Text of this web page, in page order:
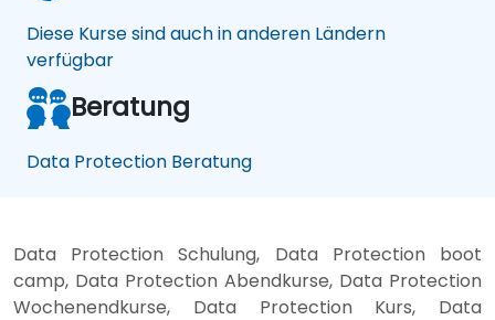
Diese Kurse sind auch in anderen Ländern
verfügbar
Beratung
Data Protection Beratung
Data Protection Schulung, Data Protection boot
camp, Data Protection Abendkurse, Data Protection
Wochenendkurse, Data Protection Kurs, Data